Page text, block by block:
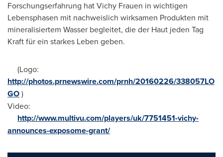
Forschungserfahrung hat Vichy Frauen in wichtigen
Lebensphasen mit nachweislich wirksamen Produkten mit
mineralisiertem Wasser begleitet, dieder Haut jeden Tag
Kraft für ein starkes Leben geben.
(Logo:
http://photos.prnewswire.com/prnh/20160226/338057LO
GO)
Video:
http://www.multivu.com/players/uk/7751451-vichy-
announces-exposome-grant/